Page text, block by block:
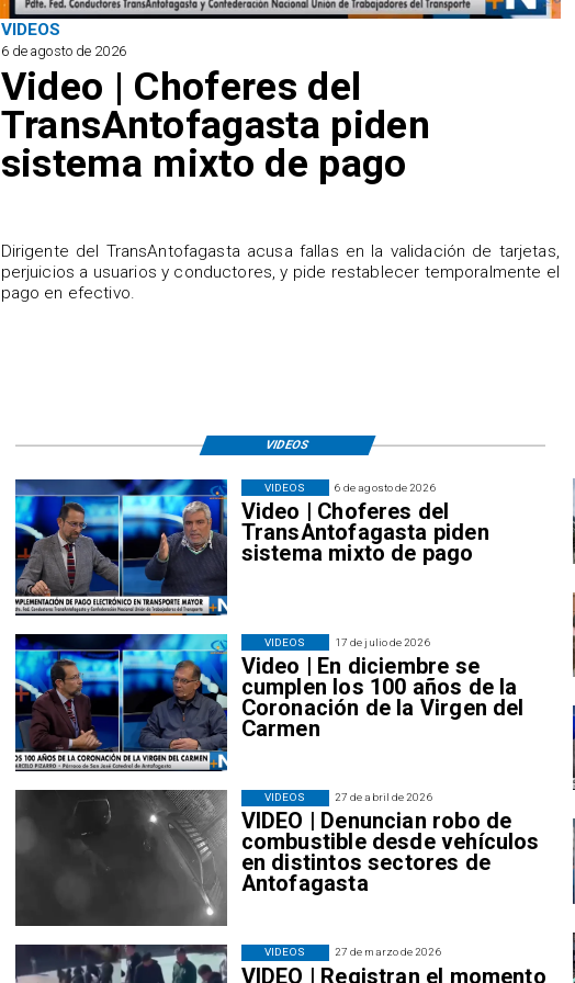
n
a
u
s
e
n
m
o
e
2
0
2
5
n
a
u
s
e
n
m
o
e
2
0
2
5
n
a
u
s
e
n
m
o
e
2
0
2
5
VIDEOS
6 de agosto de 2026
Video | Choferes del
TransAntofagasta piden
sistema mixto de pago
​Dirigente del TransAntofagasta acusa fallas en la validación de tarjetas,
perjuicios a usuarios y conductores, y pide restablecer temporalmente el
pago en efectivo.
6 de agosto de 2026
Video | Choferes del
TransAntofagasta piden
sistema mixto de pago
VIDEOS
17 de julio de 2026
Video | En diciembre se
cumplen los 100 años de la
Coronación de la Virgen del
Carmen
VIDEOS
27 de abril de 2026
VIDEO | Denuncian robo de
combustible desde vehículos
en distintos sectores de
Antofagasta
VIDEOS
27 de marzo de 2026
VIDEO | Registran el momento
VIDEOS
VIDEOS